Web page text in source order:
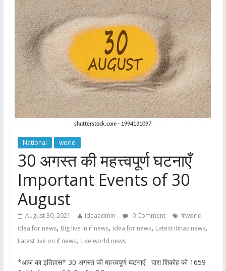
National world
30 अगस्त की महत्त्वपूर्ण घटनाएँ
Important Events of 30
August
August 30, 2021 ideaadmin 0 Comment
#world
idea for news, Big live in if news, idea for news, Latest itihas news,
Latest live on if news, Live world news
*आज का इतिहास* 30 अगस्त की महत्त्वपूर्ण घटनाएँ दारा शिकोह को 1659